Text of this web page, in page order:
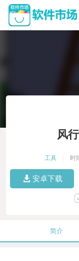
风
工具 时
安卓下载
简介